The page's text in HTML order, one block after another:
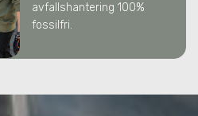
avfallshantering 100%
fossilfri.